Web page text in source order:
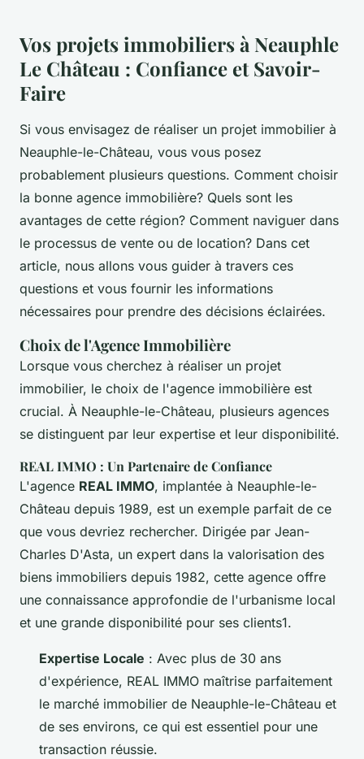
Vos projets immobiliers à Neauphle
Le Château : Confiance et Savoir-
Faire
Si vous envisagez de réaliser un projet immobilier à
Neauphle-le-Château, vous vous posez
probablement plusieurs questions. Comment choisir
la bonne agence immobilière? Quels sont les
avantages de cette région? Comment naviguer dans
le processus de vente ou de location? Dans cet
article, nous allons vous guider à travers ces
questions et vous fournir les informations
nécessaires pour prendre des décisions éclairées.
Choix de l'Agence Immobilière
Lorsque vous cherchez à réaliser un projet
immobilier, le choix de l'agence immobilière est
crucial. À Neauphle-le-Château, plusieurs agences
se distinguent par leur expertise et leur disponibilité.
REAL IMMO : Un Partenaire de Confiance
L'agence REAL IMMO, implantée à Neauphle-le-
Château depuis 1989, est un exemple parfait de ce
que vous devriez rechercher. Dirigée par Jean-
Charles D'Asta, un expert dans la valorisation des
biens immobiliers depuis 1982, cette agence offre
une connaissance approfondie de l'urbanisme local
et une grande disponibilité pour ses clients1.
Expertise Locale : Avec plus de 30 ans
d'expérience, REAL IMMO maîtrise parfaitement
le marché immobilier de Neauphle-le-Château et
de ses environs, ce qui est essentiel pour une
transaction réussie.